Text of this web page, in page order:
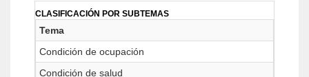
CLASIFICACIÓN POR SUBTEMAS
Tema
Condición de ocupación
Condición de salud